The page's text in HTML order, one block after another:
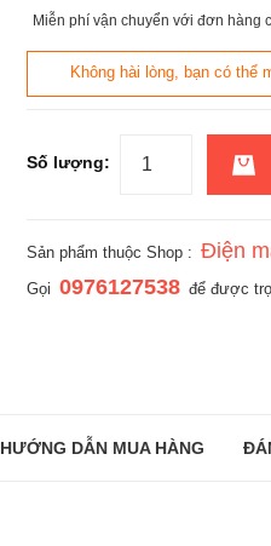
Miễn phí vận chuyển với đơn hàng
Không hài lòng, bạn có thể
Số lượng:
Sản phẩm thuộc Shop : Điện
Gọi 0976127538 để được
HƯỚNG DẪN MUA HÀNG